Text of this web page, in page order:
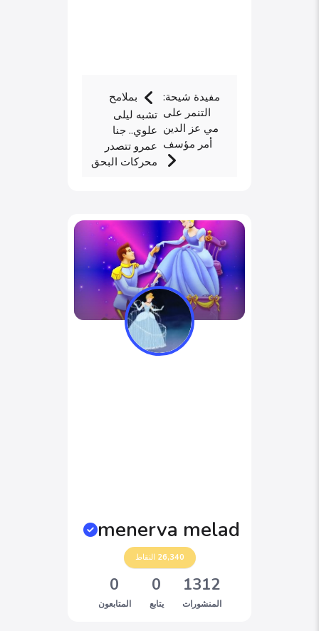
بملامح
تشبه ليلى
علوي.. جنا
عمرو تتصدر
محركات البحق
مفيدة شيحة:
التنمر على
مي عز الدين
أمر مؤسف
menerva melad
26,340 النقاط
1312
المنشورات
0
يتابع
0
المتابعون